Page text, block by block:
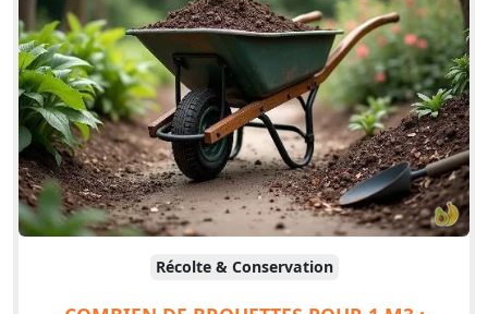
Récolte & Conservation